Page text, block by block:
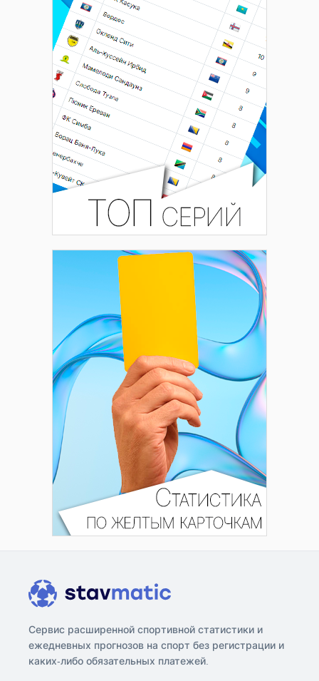
Сервис расширенной спортивной статистики и
ежедневных прогнозов на спорт без регистрации и
каких-либо обязательных платежей.